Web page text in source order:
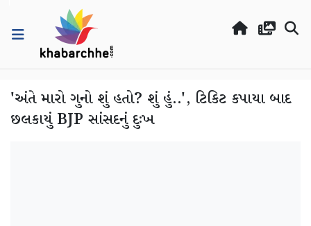
'અંતે મારો ગુનો શું હતો? શું હું..', ટિકિટ કપાયા બાદ
છલકાયું BJP સાંસદનું દુઃખ